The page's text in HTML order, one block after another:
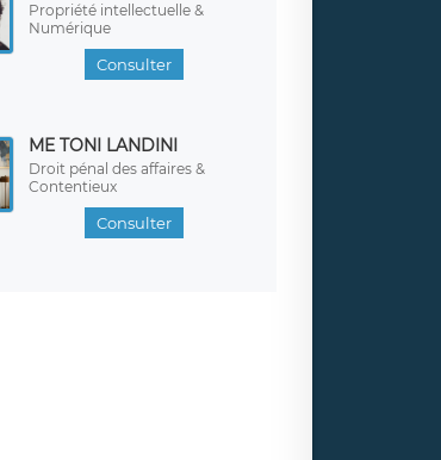
Propriété intellectuelle &
Numérique
Consulter
ME TONI LANDINI
Droit pénal des affaires &
Contentieux
Consulter